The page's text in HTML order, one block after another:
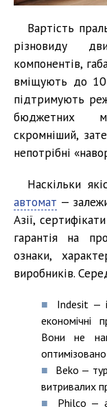
Вартість
різновиду
компонентів,
вміщують до 10
підтримують
бюджетних
скромніший,
непотрібні
Наскільки
автомат —
Азії,
гарантія на
ознаки,
виробників.
Indesit —
економічні
Вони не
Beko —
витривалих
Philco —